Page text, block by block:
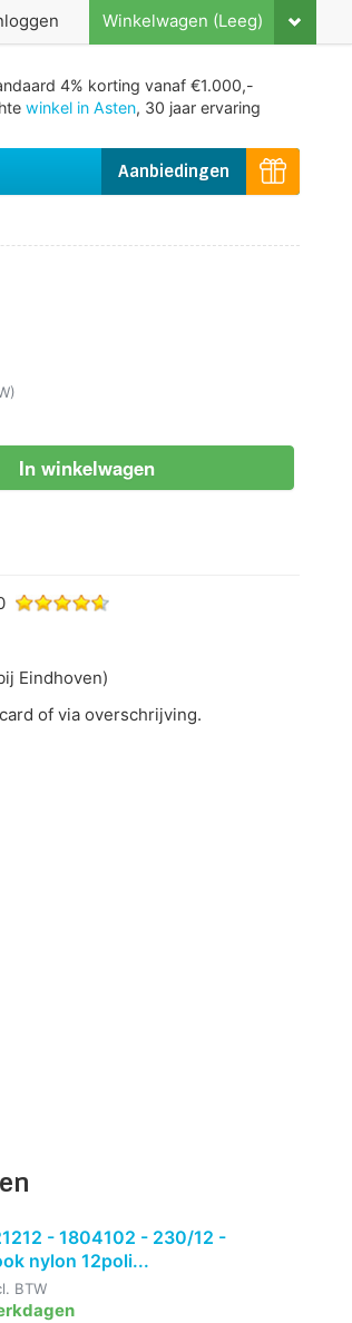
Winkelwagen (Leeg)
4% korting vanaf €1.000,-
winkel in Asten, 30 jaar ervaring
Aanbiedingen
In winkelwagen
Eindhoven)
of via overschrijving.
- 1804102 - 230/12 -
nylon 12poli...
BTW